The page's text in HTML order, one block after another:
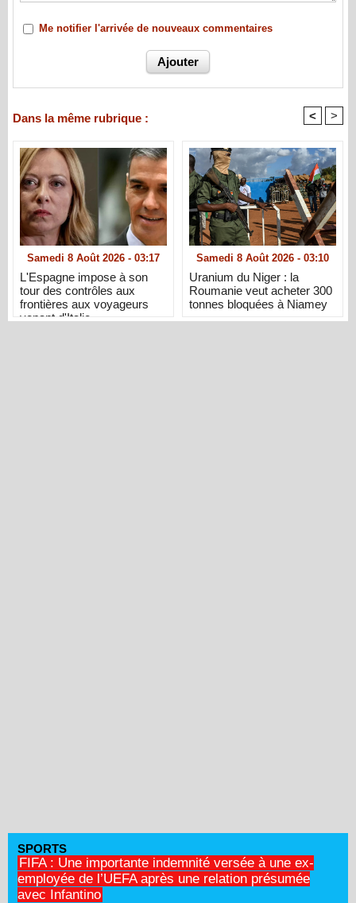
Me notifier l'arrivée de nouveaux commentaires
Dans la même rubrique : < >
Samedi 8 Août 2026 - 03:17
L'Espagne impose à son
tour des contrôles aux
frontières aux voyageurs
venant d'Italie
Samedi 8 Août 2026 - 03:10
Uranium du Niger : la
Roumanie veut acheter 300
tonnes bloquées à Niamey
SPORTS
FIFA : Une importante indemnité versée à une ex-
employée de l’UEFA après une relation présumée
avec Infantino